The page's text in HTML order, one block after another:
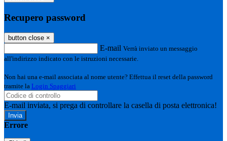
Recupero password
button close ×
E-mail Verrà inviato un messaggio
all'indirizzo indicato con le istruzioni necessarie.
Non hai una e-mail associata al nome utente? Effettua il reset della password
tramite la Login Spaggiari
E-mail inviata, si prega di controllare la casella di posta elettronica!
Errore